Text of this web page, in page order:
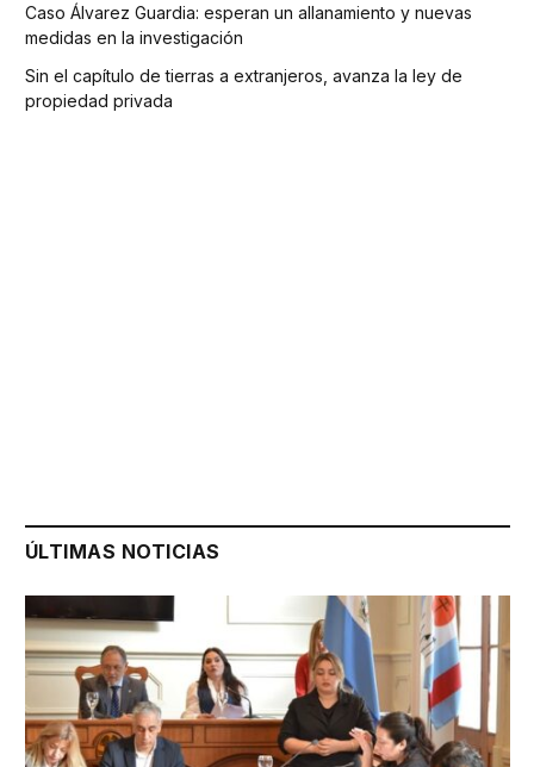
Caso Álvarez Guardia: esperan un allanamiento y nuevas
medidas en la investigación
Sin el capítulo de tierras a extranjeros, avanza la ley de
propiedad privada
ÚLTIMAS NOTICIAS